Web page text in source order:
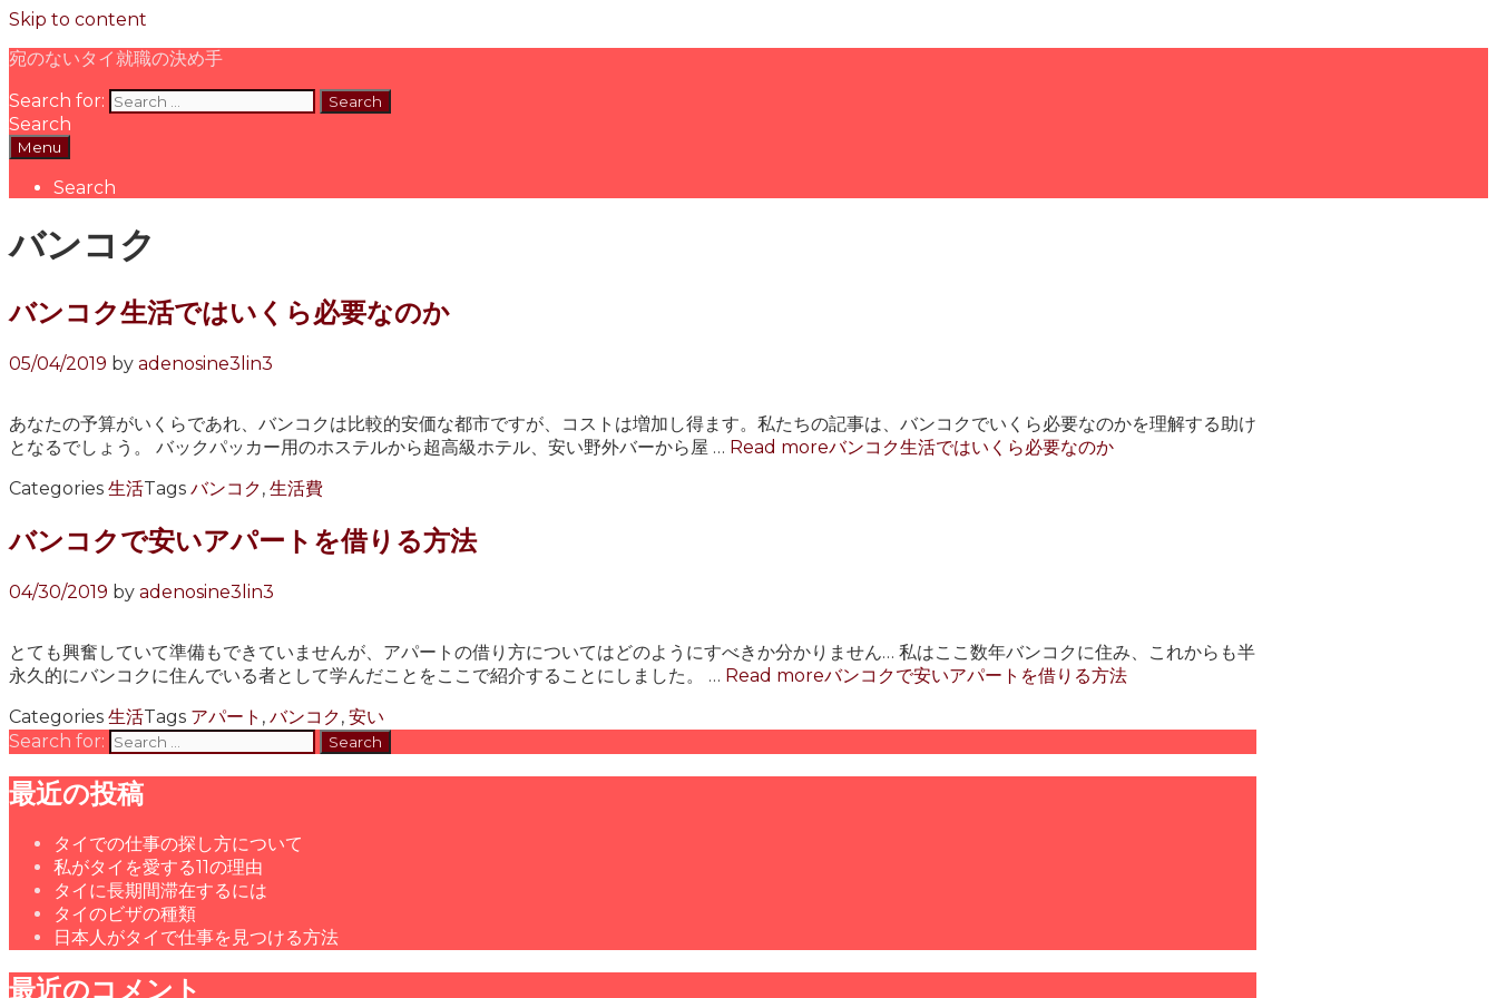
Skip to content
宛のないタイ就職の決め手
Search for:
Search
Menu
Search
バンコク
バンコク生活ではいくら必要なのか
05/04/2019 by adenosine3lin3
あなたの予算がいくらであれ、バンコクは比較的安価な都市ですが、コストは増加し得ます。私たちの記事は、バンコクでいくら必要なのかを理解する助け
となるでしょう。 バックパッカー用のホステルから超高級ホテル、安い野外バーから屋 … Read moreバンコク生活ではいくら必要なのか
Categories 生活Tags バンコク, 生活費
バンコクで安いアパートを借りる方法
04/30/2019 by adenosine3lin3
とても興奮していて準備もできていませんが、アパートの借り方についてはどのようにすべきか分かりません… 私はここ数年バンコクに住み、これからも半
永久的にバンコクに住んでいる者として学んだことをここで紹介することにしました。 … Read moreバンコクで安いアパートを借りる方法
Categories 生活Tags アパート , バンコク, 安い
Search for:
最近の投稿
タイでの仕事の探し方について
私がタイを愛する11の理由
タイに長期間滞在するには
タイのビザの種類
日本人がタイで仕事を見つける方法
最近のコメント